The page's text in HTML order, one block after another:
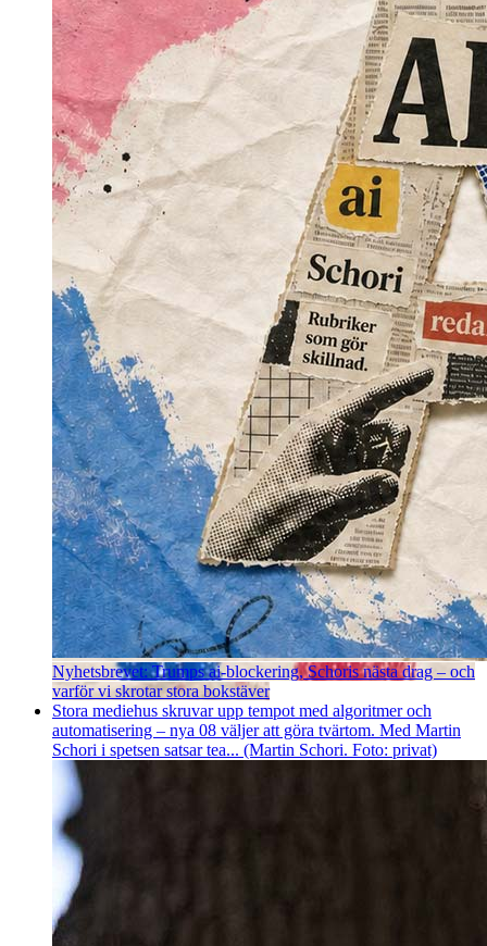
Nyhetsbrevet: Trumps ai-blockering, Schoris nästa drag – och
varför vi skrotar stora bokstäver
Stora mediehus skruvar upp tempot med algoritmer och
automatisering – nya 08 väljer att göra tvärtom. Med Martin
Schori i spetsen satsar tea... (Martin Schori. Foto: privat)